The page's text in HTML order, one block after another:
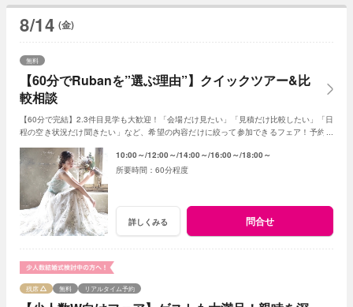
8/14 (金)
【60分でRubanを”選ぶ理由”】クイックツアー&比
較相談
無料
【60分で完結】2.3件目見学も大歓迎！「会場だけ見たい」「見積だけ比較したい」「日
程の空き状況だけ聞きたい」など、希望の内容だけに絞って参加できるフェア！予約時
10:00～ 12:00～ 14:00～ 16:00～ 18:00～
60分程度
詳しくみる 問合せ
残席 無料 リアルタイム予約